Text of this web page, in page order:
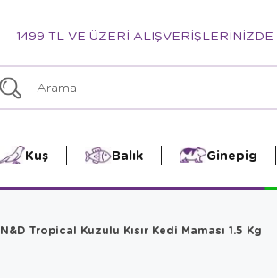
1499 TL VE ÜZERİ ALIŞVERİŞLERİNİZDE
Kuş Balık Ginepig
N&D Tropical Kuzulu Kısır Kedi Maması 1.5 Kg